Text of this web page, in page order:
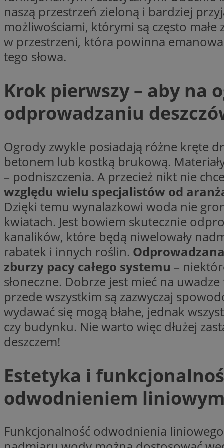
naszą przestrzeń zieloną i bardziej
możliwościami, którymi są często
w przestrzeni, która powinna
tego słowa.
Krok pierwszy – aby na
odprowadzaniu
Ogrody zwykle posiadają różne kręte
betonem lub kostką brukową.
– podniszczenia. A przecież nikt nie
względu wielu specjalistów od
Dzięki temu wynalazkowi woda nie
kwiatach. Jest bowiem skutecznie
kanalików, które będą niwelowały
rabatek i innych roślin.
zburzy pacy całego systemu –
słoneczne. Dobrze jest mieć na
przede wszystkim są zazwyczaj
wydawać się mogą błahe, jednak
czy budynku. Nie warto więc dłużej
deszczem!
Estetyka i
odwodnieniem liniowym
Funkcjonalność odwodnienia
SessID
QeSessID
suid
INGRESSCOOKIE
euds
li_gc
_ga_L2744325BY
_ga
tt_viewer
__mguid_